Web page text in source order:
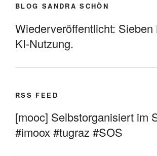
BLOG SANDRA SCHÖN
Wiederveröffentlicht: Sieben
KI-Nutzung.
RSS FEED
[mooc] Selbstorganisiert im
#imoox #tugraz #SOS